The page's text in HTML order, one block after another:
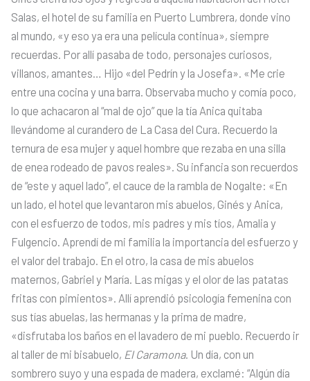
Salas, el hotel de su familia en Puerto Lumbrera, donde vino
al mundo, «y eso ya era una película continua», siempre
recuerdas. Por allí pasaba de todo, personajes curiosos,
villanos, amantes… Hijo «del Pedrín y la Josefa». «Me crie
entre una cocina y una barra. Observaba mucho y comía poco,
lo que achacaron al “mal de ojo” que la tía Anica quitaba
llevándome al curandero de La Casa del Cura. Recuerdo la
ternura de esa mujer y aquel hombre que rezaba en una silla
de enea rodeado de pavos reales». Su infancia son recuerdos
de “este y aquel lado”, el cauce de la rambla de Nogalte: «En
un lado, el hotel que levantaron mis abuelos, Ginés y Anica,
con el esfuerzo de todos, mis padres y mis tíos, Amalia y
Fulgencio. Aprendí de mi familia la importancia del esfuerzo y
el valor del trabajo. En el otro, la casa de mis abuelos
maternos, Gabriel y María. Las migas y el olor de las patatas
fritas con pimientos». Allí aprendió psicología femenina con
sus tías abuelas, las hermanas y la prima de madre,
«disfrutaba los baños en el lavadero de mi pueblo. Recuerdo ir
al taller de mi bisabuelo, El Caramona. Un día, con un
sombrero suyo y una espada de madera, exclamé: “Algún día